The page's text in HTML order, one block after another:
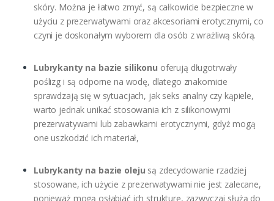
skóry. Można je łatwo zmyć, są całkowicie bezpieczne w
użyciu z prezerwatywami oraz akcesoriami erotycznymi, co
czyni je doskonałym wyborem dla osób z wrażliwą skórą.
Lubrykanty na bazie silikonu oferują długotrwały
poślizg i są odporne na wodę, dlatego znakomicie
sprawdzają się w sytuacjach, jak seks analny czy kąpiele,
warto jednak unikać stosowania ich z silikonowymi
prezerwatywami lub zabawkami erotycznymi, gdyż mogą
one uszkodzić ich materiał,
Lubrykanty na bazie oleju są zdecydowanie rzadziej
stosowane, ich użycie z prezerwatywami nie jest zalecane,
ponieważ mogą osłabiać ich strukturę, zazwyczaj służą do